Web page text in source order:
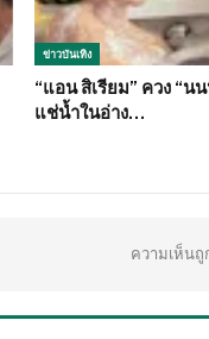
ข่าวบันเทิง
“แอน สิเรียม” ควง “น
แช่น้ำในอ่าง…
ความเห็นถู